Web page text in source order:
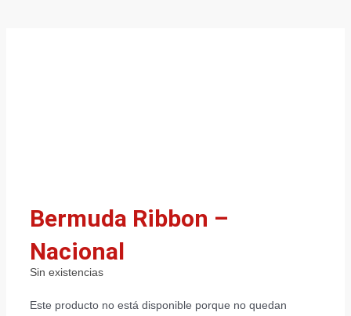
Bermuda Ribbon –
Nacional
Sin existencias
Este producto no está disponible porque no quedan